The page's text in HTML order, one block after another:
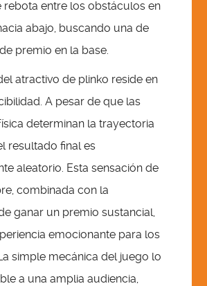
rebota entre los obstáculos en
abajo, buscando una de
premio en la base.
atractivo de plinko reside en
A pesar de que las
determinan la trayectoria
resultado final es
aleatorio. Esta sensación de
combinada con la
ganar un premio sustancial,
emocionante para los
simple mecánica del juego lo
a una amplia audiencia,